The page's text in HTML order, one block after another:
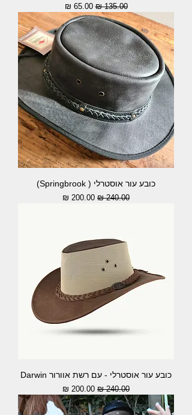
מחיר רגיל‏135.00 ‏₪ מחיר מבצע‏65.00 ‏₪
כובע עור אוסטרלי ( Springbrook)
מחיר רגיל מחיר מבצע
כובע עור אוסטרלי - עם רשת אוורור Darwin
מחיר רגיל מחיר מבצע